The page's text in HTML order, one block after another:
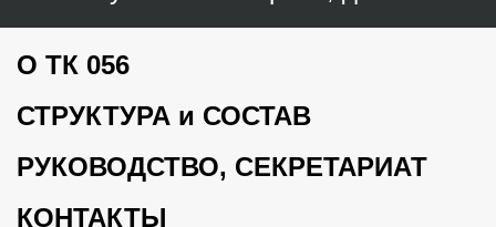
О ТК 056
СТРУКТУРА и СОСТАВ
РУКОВОДСТВО, СЕКРЕТАРИАТ
КОНТАКТЫ